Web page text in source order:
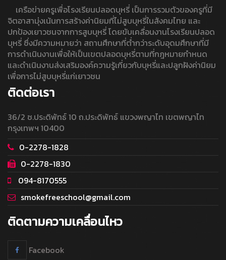
เครือข่ายครูเพื่อโรงเรียนปลอดบุหรี่ เป็นการรวมตัวของครูที่มี
จิตอาสามุ่งเน้นการสร้างค่านิยมที่ไม่สูบบุหรี่ในสังคมไทย และ
ปกป้องเยาวชนจากการสูบบุหรี่ โดยขับเคลื่อนงานโรงเรียนปลอด
บุหรี่ ซึ่งมีความหมายว่า สถานศึกษาที่ต่ำกว่าระดับอุดมศึกษาที่มี
การดำเนินงานเพื่อให้เป็นเขตปลอดบุหรี่ตามที่กฎหมายกำหนด
และดำเนินงานส่งเสริมองค์ความรู้เกี่ยวกับบุหรี่และปลูกฝังค่านิยม
เพื่อการไม่สูบบุหรี่แก่เยาวชน
ติดต่อเรา
36/2 ซ.ประดิพัทธ์ 10 ถ.ประดิพัทธ์ แขวงพญาไท เขตพญาไท
กรุงเทพฯ 10400
0-2278-1828
0-2278-1830
094-8170555
smokefreeschool@gmail.com
ติดตามความเคลื่อนไหว
Facebook